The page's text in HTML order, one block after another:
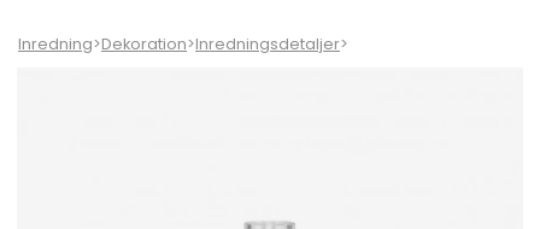
Inredning>Dekoration>Inredningsdetaljer>